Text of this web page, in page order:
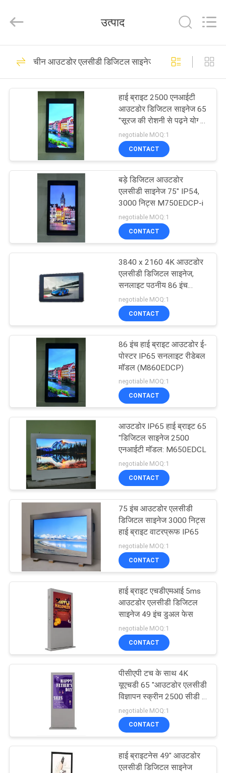
उत्पाद
गुणवत्ता
नियंत्रण
करें
समाचार
बोली
अनुरोध
साइटमैप
PRIVACY
POLICY
(Shenzhen)
Rights
आउटडोर एलसीडी
डिजिटल साइनेज
32
दो तरफा डिजिटल साइनेज
33
आउटडोर डिजिटल टोटेम
इंडोर डिजिटल साइनेज
डिस्प्ले
आउटडोर एलसीडी
कियॉस्क
16
उच्च चमक डिजिटल
साइनेज
उच्च चमक एलसीडी
डिस्प्ले
उत्पाद
चीन आउटडोर एलसीडी डिजिटल साइनेज
हाई ब्राइट 2500 एनआईटी
आउटडोर डिजिटल साइनेज 65
"सूरज की रोशनी से पढ़ने योग्य
आईपी65 ई-पोस्टर
negotiable MOQ:1
CONTACT
बड़े डिजिटल आउटडोर
एलसीडी साइनेज 75" IP54,
3000 निट्स M750EDCP-i
negotiable MOQ:1
CONTACT
3840 x 2160 4K आउटडोर
एलसीडी डिजिटल साइनेज,
सनलाइट पठनीय 86 इंच
एलसीडी विज्ञापन प्रदर्शन 86 "
negotiable MOQ:1
CONTACT
86 इंच हाई ब्राइट आउटडोर ई-
पोस्टर IP65 सनलाइट रीडेबल
मॉडल (M860EDCP)
negotiable MOQ:1
CONTACT
आउटडोर IP65 हाई ब्राइट 65
"डिजिटल साइनेज 2500
एनआईटी मॉडल: M650EDCL
negotiable MOQ:1
CONTACT
75 इंच आउटडोर एलसीडी
डिजिटल साइनेज 3000 निट्स
हाई ब्राइट वाटरप्रूफ IP65
negotiable MOQ:1
CONTACT
हाई ब्राइट एचडीएमआई 5ms
आउटडोर एलसीडी डिजिटल
साइनेज 49 इंच डुअल फेस
negotiable MOQ:1
CONTACT
पीसीएपी टच के साथ 4K
यूएचडी 65 "आउटडोर एलसीडी
विज्ञापन स्क्रीन 2500 सीडी /
एम 2
negotiable MOQ:1
CONTACT
हाई ब्राइटनेस 49" आउटडोर
एलसीडी डिजिटल साइनेज